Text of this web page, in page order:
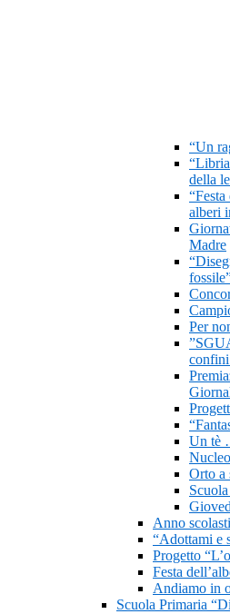
“Un
della
alberi
Madre
Per
Un tè
Orto a
Anno
“Adottami e
Progetto
Festa
Andiamo in
Scuola Primaria